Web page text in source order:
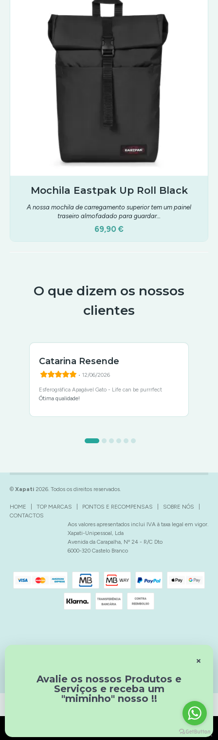
Mochila Eastpak Up Roll Black
A nossa mochila de carregamento superior tem um painel
traseiro almofadado para guardar…
69,90 €
O que dizem os nossos
clientes
Catarina Resende
• 12/06/2026
Esferográfica Apagável Gato - Life can be purrrfect
Ótima qualidade!
© Xapati 2026. Todos os direitos reservados.
HOME TOP MARCAS PONTOS E RECOMPENSAS SOBRE NÓS
CONTACTOS
Aos valores apresentados inclui IVA à taxa legal em vigor.
Xapati-Unipessoal, Lda
Avenida da Carapalha, Nº 24 - R/C Dto
6000-320 Castelo Branco
×
Avalie os nossos Produtos e
Serviços e receba um
"miminho" nosso !!
Usamos cookies para garantir a melhor experiência no nosso site. Ao prosseguir está a
Saiba mais sobre o×